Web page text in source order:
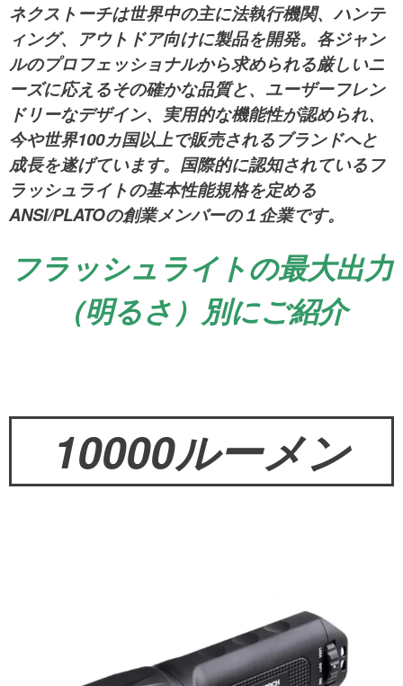
ネクストーチは世界中の主に法執行機関、ハンテ
ィング、アウトドア向けに製品を開発。各ジャン
ルのプロフェッショナルから求められる厳しいニ
ーズに応えるその確かな品質と、ユーザーフレン
ドリーなデザイン、実用的な機能性が認められ、
今や世界100カ国以上で販売されるブランドへと
成長を遂げています。国際的に認知されているフ
ラッシュライトの基本性能規格を定める
ANSI/PLATOの創業メンバーの１企業です。
フラッシュライトの最大出力
（明るさ）別にご紹介
10000ルーメン